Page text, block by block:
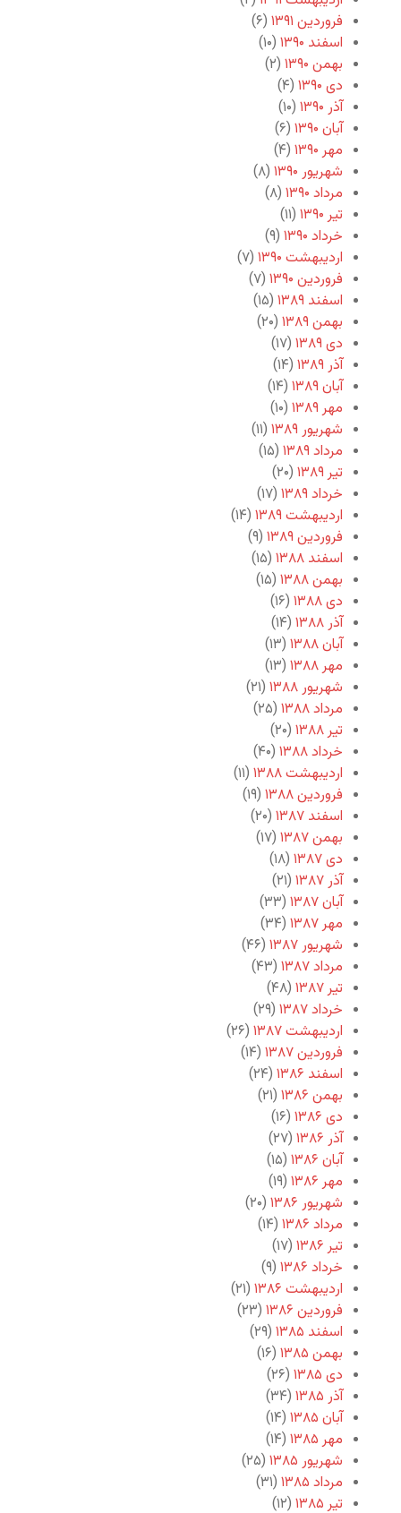
فروردین ۱۳۹۱
(۶)
اسفند ۱۳۹۰
(۱۰)
بهمن ۱۳۹۰
(۲)
دی ۱۳۹۰
(۴)
آذر ۱۳۹۰
(۱۰)
آبان ۱۳۹۰
(۶)
مهر ۱۳۹۰
(۴)
شهریور ۱۳۹۰
(۸)
مرداد ۱۳۹۰
(۸)
تیر ۱۳۹۰
(۱۱)
خرداد ۱۳۹۰
(۹)
اردیبهشت ۱۳۹۰
(۷)
فروردین ۱۳۹۰
(۷)
اسفند ۱۳۸۹
(۱۵)
بهمن ۱۳۸۹
(۲۰)
دی ۱۳۸۹
(۱۷)
آذر ۱۳۸۹
(۱۴)
آبان ۱۳۸۹
(۱۴)
مهر ۱۳۸۹
(۱۰)
شهریور ۱۳۸۹
(۱۱)
مرداد ۱۳۸۹
(۱۵)
تیر ۱۳۸۹
(۲۰)
خرداد ۱۳۸۹
(۱۷)
اردیبهشت ۱۳۸۹
(۱۴)
فروردین ۱۳۸۹
(۹)
اسفند ۱۳۸۸
(۱۵)
بهمن ۱۳۸۸
(۱۵)
دی ۱۳۸۸
(۱۶)
آذر ۱۳۸۸
(۱۴)
آبان ۱۳۸۸
(۱۳)
مهر ۱۳۸۸
(۱۳)
شهریور ۱۳۸۸
(۲۱)
مرداد ۱۳۸۸
(۲۵)
تیر ۱۳۸۸
(۲۰)
خرداد ۱۳۸۸
(۴۰)
اردیبهشت ۱۳۸۸
(۱۱)
فروردین ۱۳۸۸
(۱۹)
اسفند ۱۳۸۷
(۲۰)
بهمن ۱۳۸۷
(۱۷)
دی ۱۳۸۷
(۱۸)
آذر ۱۳۸۷
(۲۱)
آبان ۱۳۸۷
(۳۳)
مهر ۱۳۸۷
(۳۴)
شهریور ۱۳۸۷
(۴۶)
مرداد ۱۳۸۷
(۴۳)
تیر ۱۳۸۷
(۴۸)
خرداد ۱۳۸۷
(۲۹)
اردیبهشت ۱۳۸۷
(۲۶)
فروردین ۱۳۸۷
(۱۴)
اسفند ۱۳۸۶
(۲۴)
بهمن ۱۳۸۶
(۲۱)
دی ۱۳۸۶
(۱۶)
آذر ۱۳۸۶
(۲۷)
آبان ۱۳۸۶
(۱۵)
مهر ۱۳۸۶
(۱۹)
شهریور ۱۳۸۶
(۲۰)
مرداد ۱۳۸۶
(۱۴)
تیر ۱۳۸۶
(۱۷)
خرداد ۱۳۸۶
(۹)
اردیبهشت ۱۳۸۶
(۲۱)
فروردین ۱۳۸۶
(۲۳)
اسفند ۱۳۸۵
(۲۹)
بهمن ۱۳۸۵
(۱۶)
دی ۱۳۸۵
(۲۶)
آذر ۱۳۸۵
(۳۴)
آبان ۱۳۸۵
(۱۴)
مهر ۱۳۸۵
(۱۴)
شهریور ۱۳۸۵
(۲۵)
مرداد ۱۳۸۵
(۳۱)
تیر ۱۳۸۵
(۱۲)